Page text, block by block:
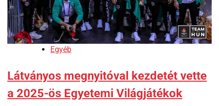
Egyéb
Látványos megnyitóval kezdetét vette
a 2025-ös Egyetemi Világjátékok